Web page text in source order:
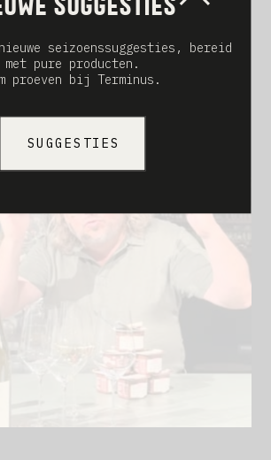
#RestaurantTerminus
#Westhoek #Ambacht
seizoenssuggesties, bereid
met pure producten.
proeven bij Terminus.
SUGGESTIES